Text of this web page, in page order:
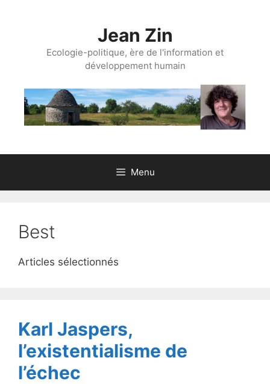
Jean Zin
Ecologie-politique, ère de l'information et
développement humain
Menu
Best
Articles sélectionnés
Karl Jaspers,
l’existentialisme de
l’échec